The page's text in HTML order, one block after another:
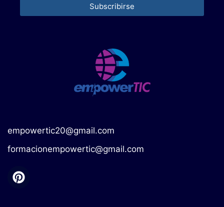
Subscribirse
empowertic20@gmail.com
formacionempowertic@gmail.com